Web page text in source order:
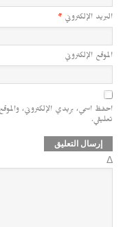
البريد الإلكتروني *
الموقع الإلكتروني
احفظ اسمي، بريدي الإلكتروني،
تعليقي.
Δ